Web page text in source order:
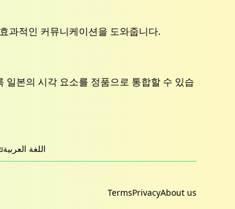
과적인 커뮤니케이션을 도와줍니다.
본의 시각 요소를 정품으로 통합할 수 있습
اللغة العربية
TermsPrivacyAbout us